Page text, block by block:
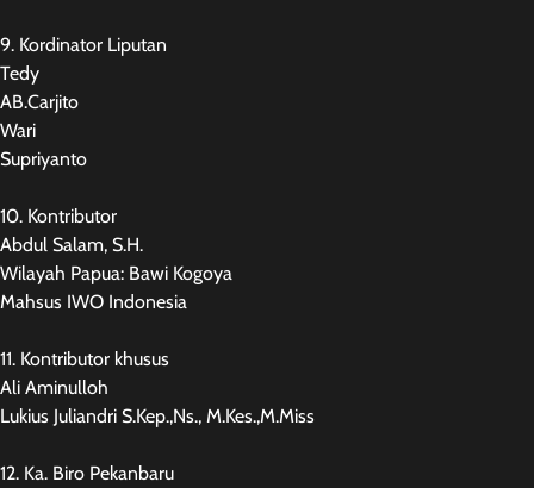
9. Kordinator Liputan
Tedy
AB.Carjito
Wari
Supriyanto
10. Kontributor
Abdul Salam, S.H.
Wilayah Papua: Bawi Kogoya
Mahsus IWO Indonesia
11. Kontributor khusus
Ali Aminulloh
Lukius Juliandri S.Kep.,Ns., M.Kes.,M.Miss
12. Ka. Biro Pekanbaru